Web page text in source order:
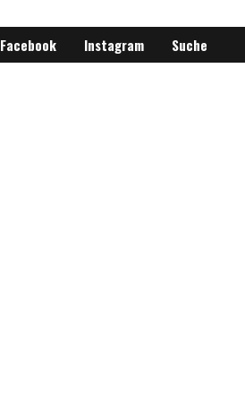
Facebook Instagram Suche